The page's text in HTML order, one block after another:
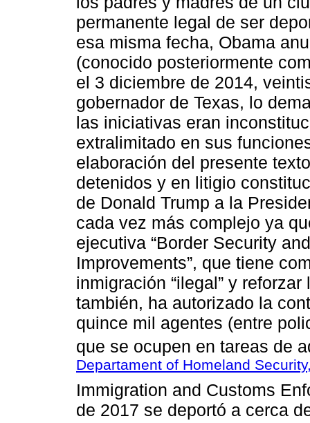
permanente legal de ser
esa misma fecha, Obama
(conocido posteriormente
el 3 diciembre de 2014,
gobernador de Texas, lo
las iniciativas eran
extralimitado en sus
elaboración del presente
detenidos y en litigio
de Donald Trump a la
cada vez más complejo ya
ejecutiva “Border Security
Improvements”, que tiene
inmigración “ilegal” y
también, ha autorizado la
quince mil agentes (entre
que se ocupen en tareas de
Departament of Homeland
Immigration and Customs
de 2017 se deportó a cerca